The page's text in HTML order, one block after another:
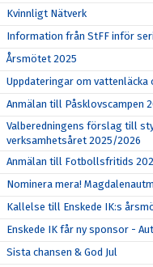
Kvinnligt Nätverk
Information från StFF inför
Årsmötet 2025
Uppdateringar om vattenläcka
Anmälan till Påsklovscampen
Valberedningens förslag till
verksamhetsåret 2025/2026
Anmälan till Fotbollsfritids
Nominera mera!
Kallelse till Enskede IK:s
Enskede IK får ny sponsor -
Sista chansen & God Jul